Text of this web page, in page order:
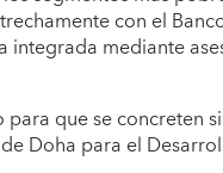
con el
integrada mediante
que se concreten
Doha para el